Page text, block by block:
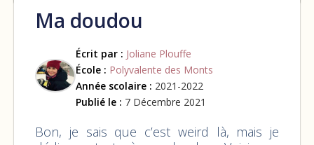
Ma doudou
Écrit par : Joliane Plouffe
École : Polyvalente des Monts
Année scolaire : 2021-2022
Publié le : 7 Décembre 2021
Bon, je sais que c’est weird là, mais je